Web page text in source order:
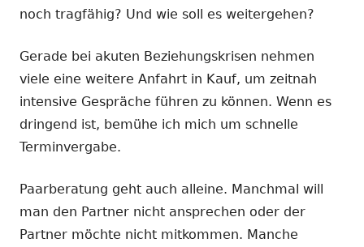
noch tragfähig? Und wie soll es weitergehen?
Gerade bei akuten Beziehungskrisen nehmen
viele eine weitere Anfahrt in Kauf, um zeitnah
intensive Gespräche führen zu können. Wenn es
dringend ist, bemühe ich mich um schnelle
Terminvergabe.
Paarberatung geht auch alleine. Manchmal will
man den Partner nicht ansprechen oder der
Partner möchte nicht mitkommen. Manche